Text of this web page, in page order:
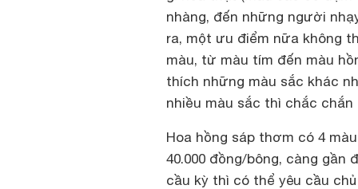
nhàng, đến những người
ra, một ưu điểm nữa không
màu, từ màu tím đến màu
thích những màu sắc khác
nhiều màu sắc thì chắc
Hoa hồng sáp thơm có 4
40.000 đồng/bông, càng gần
cầu kỳ thì có thể yêu cầu